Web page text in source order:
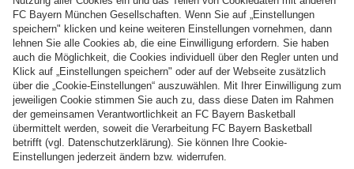
Zahlung & Lieferung
FC Bayern Store App